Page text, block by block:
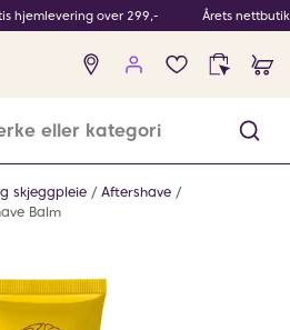
hjemlevering over 299,- Årets
Ingen
produkter
skjeggpleie
Aftershave
Balm